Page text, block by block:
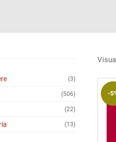
Catalogo di Scienze
-
(3)
(506)
(22)
(13)